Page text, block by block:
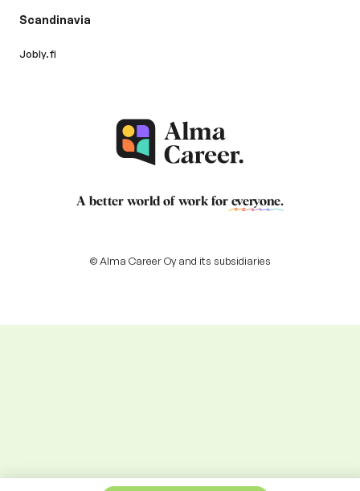
Scandinavia
Jobly.fi
A better world of work for everyone.
© Alma Career Oy and its subsidiaries